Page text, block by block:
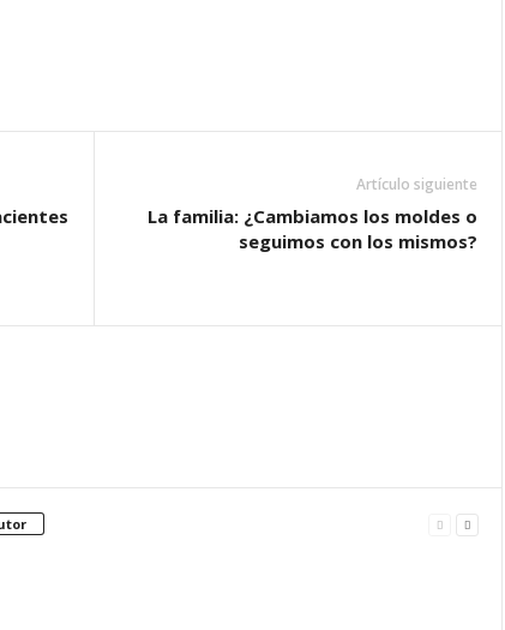
Artículo siguiente
La familia: ¿Cambiamos los moldes o
seguimos con los mismos?